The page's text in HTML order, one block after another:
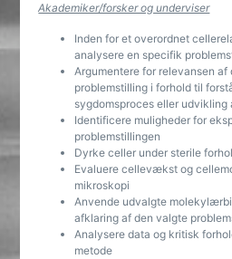
Akademiker/forsker og underviser
Inden for et overordnet
analysere en specifik
Argumentere for relevansen
problemstilling i forhold til
sygdomsproces eller udvikling
Identificere muligheder for
problemstillingen
Dyrke celler under sterile
Evaluere cellevækst og
mikroskopi
Anvende udvalgte
afklaring af den valgte
Analysere data og kritisk
metode